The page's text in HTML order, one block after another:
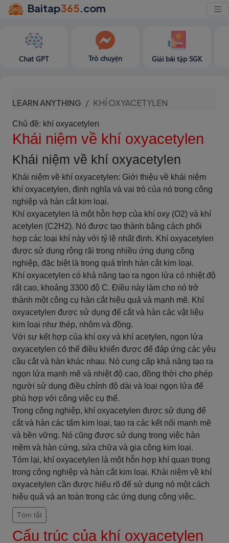
Baitap365.com
Chat GPT Trò chuyện Giải bài tập SGK
LEARN ANYTHING KHÍ OXYACETYLEN
Chủ đề: khí oxyacetylen
Khái niệm về khí oxyacetylen
Khái niệm về khí oxyacetylen
Khái niệm về khí oxyacetylen: Giới thiệu về khái niệm
khí oxyacetylen, định nghĩa và vai trò của nó trong công
nghiệp và hàn cắt kim loại.
Khí oxyacetylen là một hỗn hợp của khí oxy (O2) và khí
acetylen (C2H2). Nó được tạo thành bằng cách phối
hợp các loại khí này với tỷ lệ nhất định. Khí oxyacetylen
được sử dụng rộng rãi trong nhiều ứng dụng công
nghiệp, đặc biệt là trong quá trình hàn cắt kim loại.
Khí oxyacetylen có khả năng tạo ra ngọn lửa có nhiệt độ
rất cao, khoảng 3300 độ C. Điều này làm cho nó trở
thành một công cụ hàn cắt hiệu quả và mạnh mẽ. Khí
oxyacetylen được sử dụng để cắt và hàn các vật liệu
kim loại như thép, nhôm và đồng.
Với sự kết hợp của khí oxy và khí acetylen, ngọn lửa
oxyacetylen có thể điều khiển được để đáp ứng các yêu
cầu cắt và hàn khác nhau. Nó cung cấp khả năng tạo ra
ngọn lửa mạnh mẽ và nhiệt độ cao, đồng thời cho phép
người sử dụng điều chỉnh độ dài và loại ngọn lửa để
phù hợp với công việc cụ thể.
Trong công nghiệp, khí oxyacetylen được sử dụng để
cắt và hàn các tấm kim loại, tạo ra các kết nối mạnh mẽ
và bền vững. Nó cũng được sử dụng trong việc hàn
mềm và hàn cứng, sửa chữa và gia công kim loại.
Tóm lại, khí oxyacetylen là một hỗn hợp khí quan trọng
trong công nghiệp và hàn cắt kim loại. Khái niệm về khí
oxyacetylen cần được hiểu rõ để sử dụng nó một cách
hiệu quả và an toàn trong các ứng dụng công việc.
Tóm tắt
Cấu trúc của khí oxyacetylen